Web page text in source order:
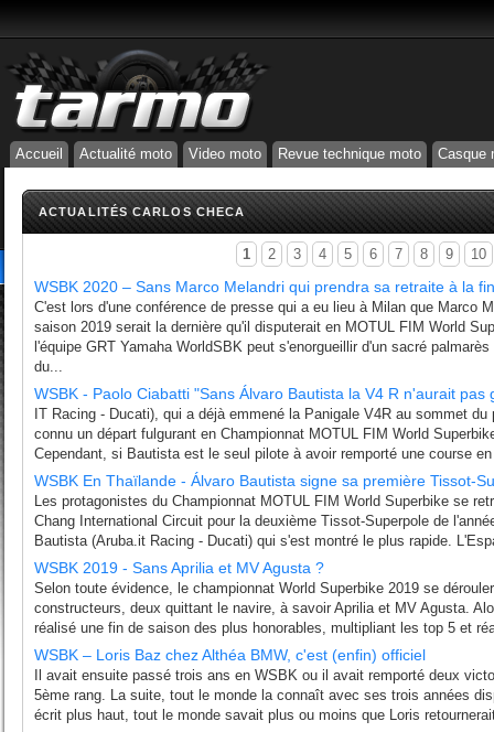
Accueil Actualité moto Video moto Revue technique moto Casque
ACTUALITÉS CARLOS CHECA
1 2 3 4 5 6 7 8 9 10
WSBK 2020 – Sans Marco Melandri qui prendra sa retraite à la
C'est lors d'une conférence de presse qui a eu lieu à Milan que Marco
saison 2019 serait la dernière qu'il disputerait en MOTUL FIM World
l'équipe GRT Yamaha WorldSBK peut s'enorgueillir d'un sacré
du...
WSBK - Paolo Ciabatti "Sans Álvaro Bautista la V4 R n'aurait pas
IT Racing - Ducati), qui a déjà emmené la Panigale V4R au sommet
connu un départ fulgurant en Championnat MOTUL FIM World
Cependant, si Bautista est le seul pilote à avoir remporté une course
WSBK En Thaïlande - Álvaro Bautista signe sa première Tissot-
Les protagonistes du Championnat MOTUL FIM World Superbike se
Chang International Circuit pour la deuxième Tissot-Superpole de
Bautista (Aruba.it Racing - Ducati) qui s'est montré le plus rapide.
WSBK 2019 - Sans Aprilia et MV Agusta ?
Selon toute évidence, le championnat World Superbike 2019 se
constructeurs, deux quittant le navire, à savoir Aprilia et MV Agusta.
réalisé une fin de saison des plus honorables, multipliant les top 5 et
WSBK – Loris Baz chez Althéa BMW, c'est (enfin) officiel
Il avait ensuite passé trois ans en WSBK ou il avait remporté deux
5ème rang. La suite, tout le monde la connaît avec ses trois années
écrit plus haut, tout le monde savait plus ou moins que Loris